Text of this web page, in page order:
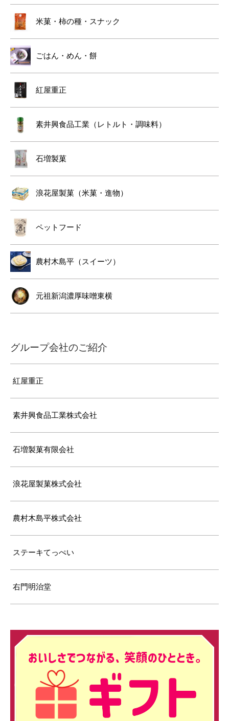
米菓・柿の種・スナック
ごはん・めん・餅
紅屋重正
素井興食品工業（レトルト・調味料）
石増製菓
浪花屋製菓（米菓・進物）
ペットフード
農村木島平（スイーツ）
元祖新潟濃厚味噌東横
グループ会社のご紹介
紅屋重正
素井興食品工業株式会社
石増製菓有限会社
浪花屋製菓株式会社
農村木島平株式会社
ステーキてっぺい
右門明治堂